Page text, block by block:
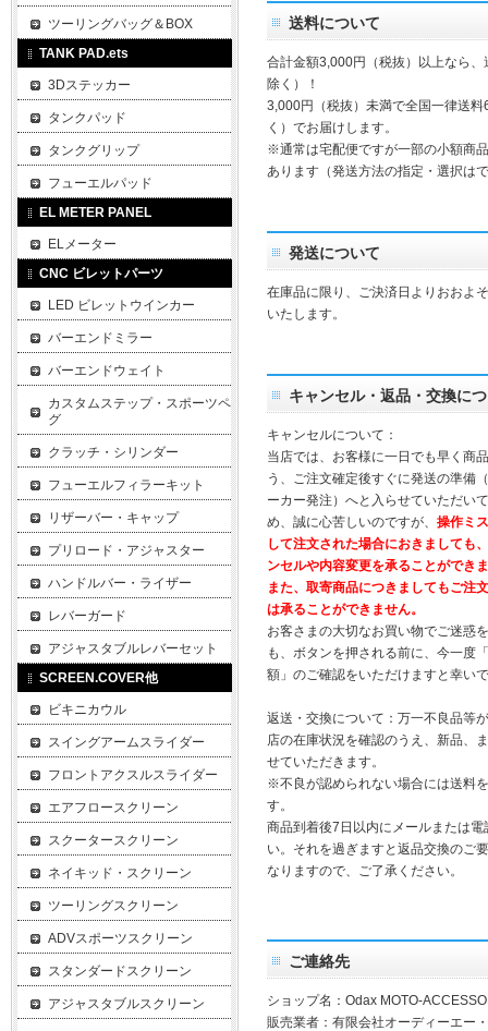
送料について
合計金額3,000円（税抜）以上なら
除く）！
3,000円（税抜）未満で全国一律送
く）でお届けします。
※通常は宅配便ですが一部の小額商
あります（発送方法の指定・選択は
発送について
在庫品に限り、ご決済日よりおおよ
いたします。
キャンセル・返品・交換に
キャンセルについて：
当店では、お客様に一日でも早く商
う、ご注文確定後すぐに発送の準備
ーカー発注）へと入らせていただい
め、誠に心苦しいのですが、 操作ミ
して注文された場合におきましても
ンセルや内容変更を承ることができ
また、取寄商品につきましてもご注
は承ることができません。
お客さまの大切なお買い物でご迷惑
も、ボタンを押される前に、今一度
額」のご確認をいただけますと幸い
返送・交換について：万一不良品等
店の在庫状況を確認のうえ、新品、
せていただきます。
※不良が認められない場合には送料
す。
商品到着後7日以内にメールまたは
い。それを過ぎますと返品交換のご
なりますので、ご了承ください。
ご連絡先
ショップ名：Odax MOTO-
販売業者：有限会社オーディーエー
ツーリングバッグ＆BOX
TANK PAD.ets
3Dステッカー
タンクパッド
タンクグリップ
フューエルパッド
EL METER PANEL
ELメーター
CNC ビレットパーツ
LED ビレットウインカー
バーエンドミラー
バーエンドウェイト
カスタムステップ・スポーツペ
グ
クラッチ・シリンダー
フューエルフィラーキット
リザーバー・キャップ
プリロード・アジャスター
ハンドルバー・ライザー
レバーガード
アジャスタブルレバーセット
SCREEN.COVER他
ビキニカウル
スイングアームスライダー
フロントアクスルスライダー
エアフロースクリーン
スクータースクリーン
ネイキッド・スクリーン
ツーリングスクリーン
ADVスポーツスクリーン
スタンダードスクリーン
アジャスタブルスクリーン